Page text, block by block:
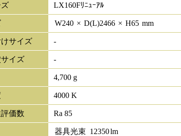
LX160Fﾘﾆｭｰｱﾙ
W240 × D(L)2466 × H65 mm
サイズ -
イズ -
4,700 g
4000 K
価数 Ra 85
器具光束 12350lm